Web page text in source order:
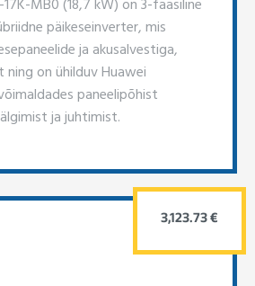
päikeseinverter, mis
ja akusalvestiga,
on ühilduv Huawei
paneelipõhist
ja juhtimist.
3,123.73 €